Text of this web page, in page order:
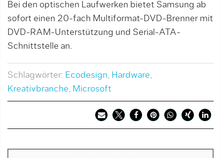
Bei den optischen Laufwerken bietet Samsung ab
sofort einen 20-fach Multiformat-DVD-Brenner mit
DVD-RAM-Unterstützung und Serial-ATA-
Schnittstelle an.
Schlagwörter: Ecodesign, Hardware,
Kreativbranche, Microsoft